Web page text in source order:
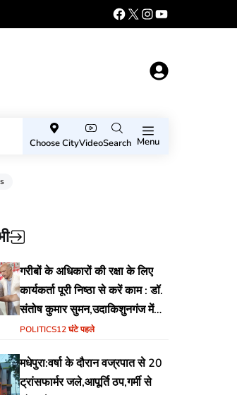
Choose CityVideoSearch Menu
गरीबों के अधिकारों की रक्षा के लिए
कार्यकर्ता पूरी निष्ठा से करें काम : डॉ.
संतोष कुमार सुमन,उदाकिशुनगंज में
हिंदुस्तानी आवाम मोर्चा के गरीब चौपाल
विभिन्न मुद्दों पर हुई चर्चा
POLITICS12 घंटे पहले
मधेपुरा:वर्षा के दौरान वज्रपात से 20
ट्रांसफार्मर जले,आपूर्ति ठप,गर्मी से